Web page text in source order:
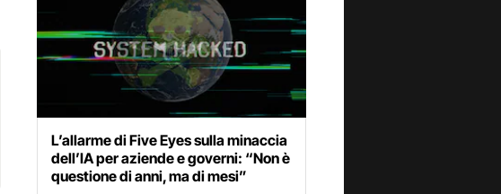
L’allarme di Five Eyes sulla minaccia
dell’IA per aziende e governi: “Non è
questione di anni, ma di mesi”